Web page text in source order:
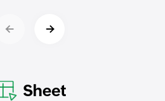
Sheet